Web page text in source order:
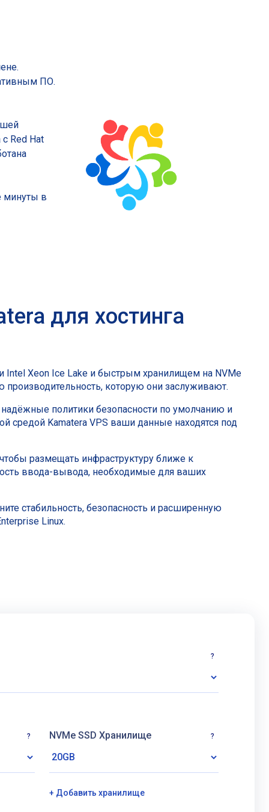
ПО.
Red Hat
минуты в
для хостинга
Intel Xeon Ice Lake и быстрым хранилищем на NVMe
которую они заслуживают.
надёжные политики безопасности по умолчанию и
средой Kamatera VPS ваши данные находятся под
размещать инфраструктуру ближе к
ввода-вывода, необходимые для ваших
стабильность, безопасность и расширенную
Linux.
?
? NVMe SSD Хранилище ?
+ Добавить хранилище